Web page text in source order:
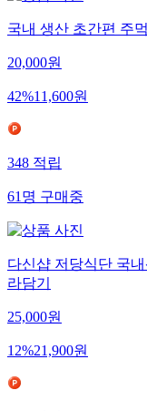
국내 생산 초간편 주
20,000원
42%11,600원
348적립
61명구매중
다신샵 저당식단 국
라담기
25,000원
12%21,900원